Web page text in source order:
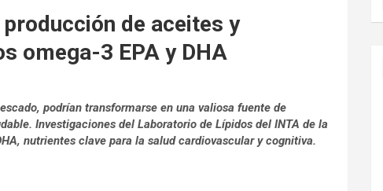
de aceites y
omega-3 EPA y DHA
podrían transformarse en una valiosa fuente de
Investigaciones del Laboratorio de Lípidos del INTA de la
nutrientes clave para la salud cardiovascular y cognitiva.